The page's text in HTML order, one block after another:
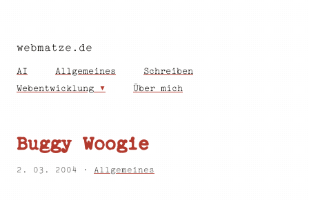
webmatze.de
AI Allgemeines Schreiben
Webentwicklung Über mich
Buggy Woogie
2. 03. 2004 · Allgemeines